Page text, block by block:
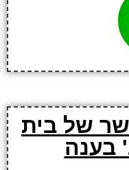
של בית
בענה